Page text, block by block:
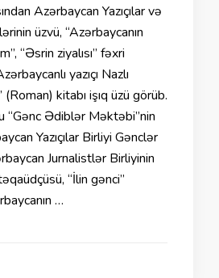
Azərbaycan Yazıçılar və
üzvü, “Azərbaycanın
“Əsrin ziyalısı” fəxri
yazıçı Nazlı
kitabı işıq üzü görüb.
“Gənc Ədiblər Məktəbi”nin
Yazıçılar Birliyi Gənclər
Jurnalistlər Birliyinin
“İlin gənci”
…